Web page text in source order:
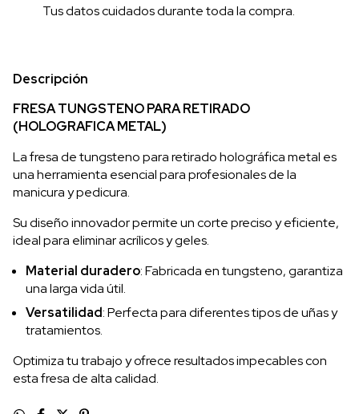
Tus datos cuidados durante toda la compra.
Descripción
FRESA TUNGSTENO PARA RETIRADO
(HOLOGRAFICA METAL)
La fresa de tungsteno para retirado holográfica metal es
una herramienta esencial para profesionales de la
manicura y pedicura.
Su diseño innovador permite un corte preciso y eficiente,
ideal para eliminar acrílicos y geles.
Material duradero: Fabricada en tungsteno, garantiza
una larga vida útil.
Versatilidad: Perfecta para diferentes tipos de uñas y
tratamientos.
Optimiza tu trabajo y ofrece resultados impecables con
esta fresa de alta calidad.